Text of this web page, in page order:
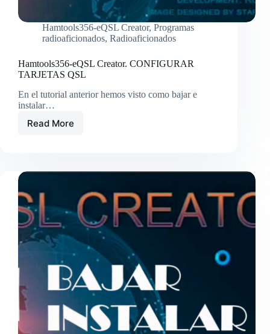
Hamtools356-eQSL Creator, Programas
radioaficionados, Radioaficionados
Hamtools356-eQSL Creator. CONFIGURAR
TARJETAS QSL
En el tutorial anterior hemos visto como bajar e
instalar…
Read MoreHamtools356-
TARJETAS